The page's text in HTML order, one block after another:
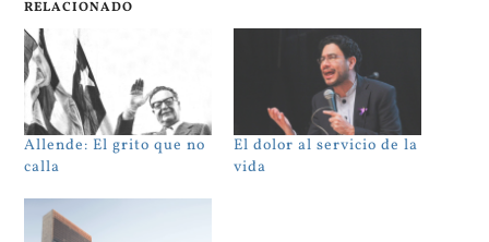
RELACIONADO
Allende: El grito que no
calla
El dolor al servicio de la
vida